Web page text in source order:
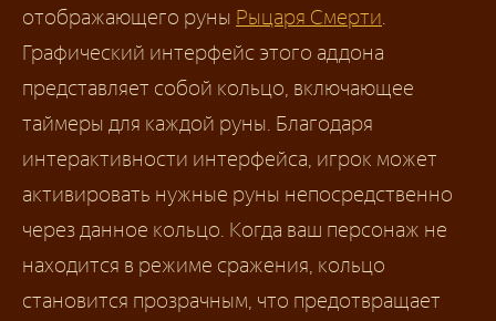
отображающего руны Рыцаря Смерти.
Графический интерфейс этого аддона
представляет собой кольцо, включающее
таймеры для каждой руны. Благодаря
интерактивности интерфейса, игрок может
активировать нужные руны непосредственно
через данное кольцо. Когда ваш персонаж не
находится в режиме сражения, кольцо
становится прозрачным, что предотвращает